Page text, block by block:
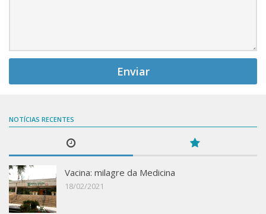
NOTÍCIAS RECENTES
Vacina: milagre da Medicina
18/02/2021